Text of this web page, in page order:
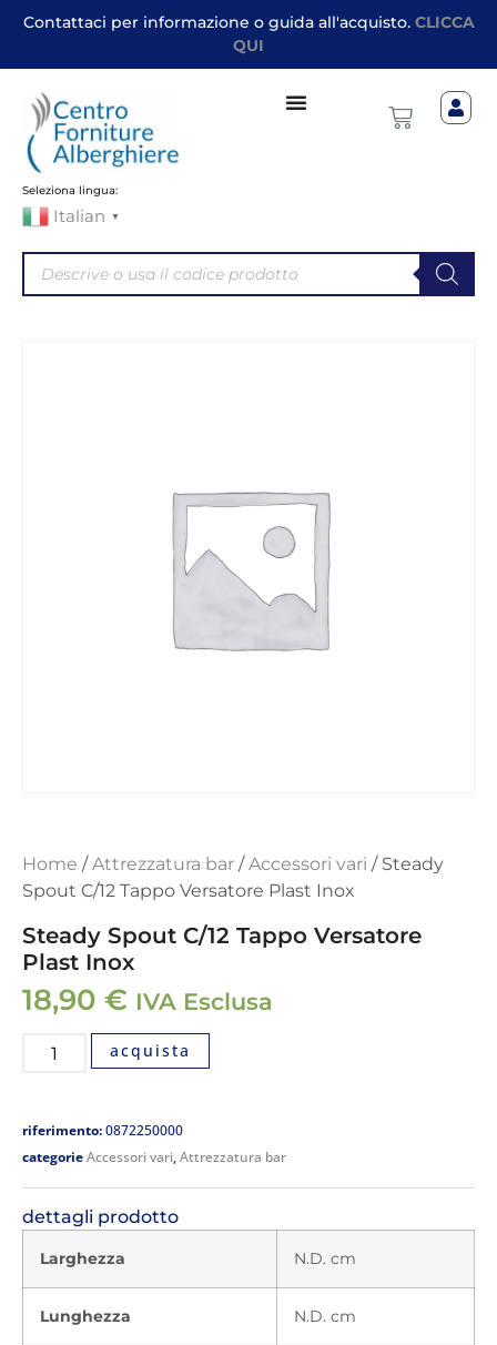
Contattaci per informazione o guida all'acquisto. CLICCA
QUI
Seleziona lingua:
Italian ▼
Home /Attrezzatura bar /Accessori vari / Steady
Spout C/12 Tappo Versatore Plast Inox
Steady Spout C/12 Tappo Versatore
Plast Inox
18,90 € IVA Esclusa
acquista
riferimento:0872250000
categorieAccessori vari,Attrezzatura bar
dettagli prodotto
Larghezza N.D. cm
Lunghezza N.D. cm